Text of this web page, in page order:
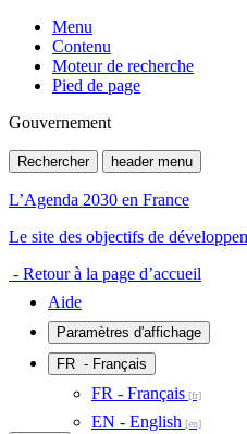
Menu
Contenu
Moteur de recherche
Pied de page
Gouvernement
Rechercher header menu
L’Agenda 2030 en France
Le site des objectifs de
- Retour à la page d’accueil
Aide
Paramètres d'affichage
FR - Français
FR - Français
EN - English